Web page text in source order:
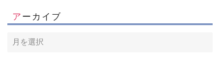
アーカイブ